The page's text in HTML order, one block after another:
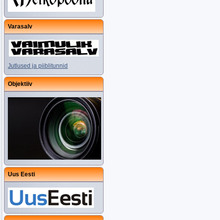
Varasalv
Jutlused ja piiblitunnid
Objektiiv
Uus Eesti